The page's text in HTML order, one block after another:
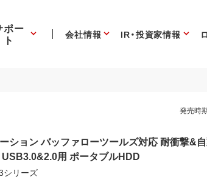
ポー
ト 会社情報 IR・投資家情報
発売時
ション バッファローツールズ対応 耐衝撃&
用 ポータブルHDD
シリーズ